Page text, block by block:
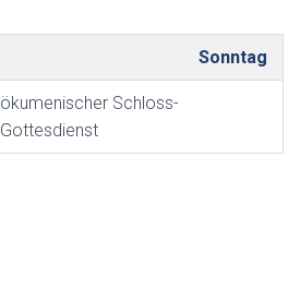
Sonntag
ökumenischer Schloss-
Gottesdienst